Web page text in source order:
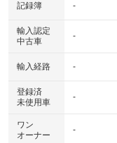
記録簿 -
輸入認定
中古車
-
輸入経路 -
登録済
未使用車
-
ワン
オーナー
-